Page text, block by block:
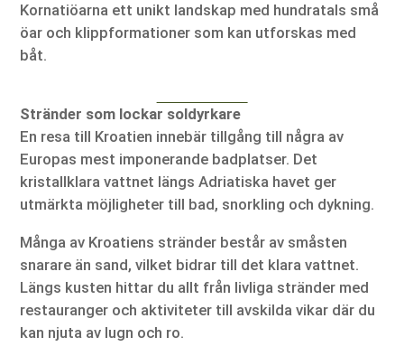
Kornatiöarna ett unikt landskap med hundratals små
öar och klippformationer som kan utforskas med
båt.
Stränder som lockar soldyrkare
En resa till Kroatien innebär tillgång till några av
Europas mest imponerande badplatser. Det
kristallklara vattnet längs Adriatiska havet ger
utmärkta möjligheter till bad, snorkling och dykning.
Många av Kroatiens stränder består av småsten
snarare än sand, vilket bidrar till det klara vattnet.
Längs kusten hittar du allt från livliga stränder med
restauranger och aktiviteter till avskilda vikar där du
kan njuta av lugn och ro.